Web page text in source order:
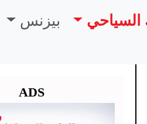
السياحي بيزنس
ADS